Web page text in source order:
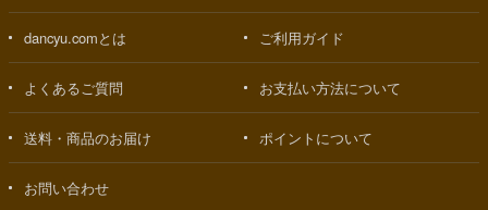
dancyu.comとは ご利用ガイド
よくあるご質問 お支払い方法について
送料・商品のお届け ポイントについて
お問い合わせ